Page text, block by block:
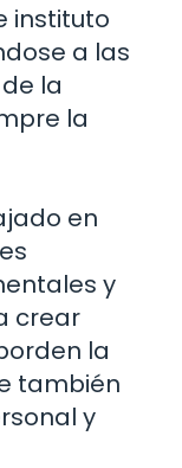
instituto
a las
la
la
en
y
crear
la
también
y